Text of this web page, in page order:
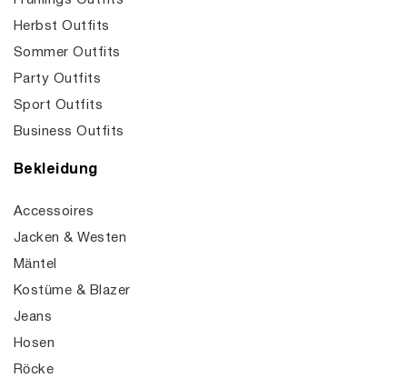
Herbst Outfits
Sommer Outfits
Party Outfits
Sport Outfits
Business Outfits
Bekleidung
Accessoires
Jacken & Westen
Mäntel
Kostüme & Blazer
Jeans
Hosen
Röcke